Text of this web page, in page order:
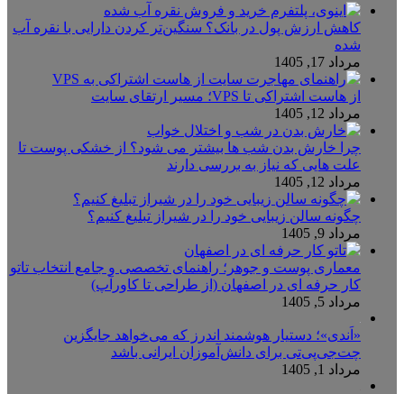
کاهش ارزش پول در بانک؟ سنگین‌تر کردن دارایی با نقره آب
شده
مرداد 17, 1405
از هاست اشتراکی تا VPS؛ مسیر ارتقای سایت
مرداد 12, 1405
چرا خارش بدن شب ها بیشتر می شود؟ از خشکی پوست تا
علت هایی که نیاز به بررسی دارند
مرداد 12, 1405
چگونه سالن زیبایی خود را در شیراز تبلیغ کنیم؟
مرداد 9, 1405
معماری پوست و جوهر؛ راهنمای تخصصی و جامع انتخاب تاتو
کار حرفه ای در اصفهان (از طراحی تا کاورآپ)
مرداد 5, 1405
«اَندی»؛ دستیار هوشمند اندرز که می‌خواهد جایگزین
چت‌جی‌پی‌تی برای دانش‌آموزان ایرانی باشد
مرداد 1, 1405